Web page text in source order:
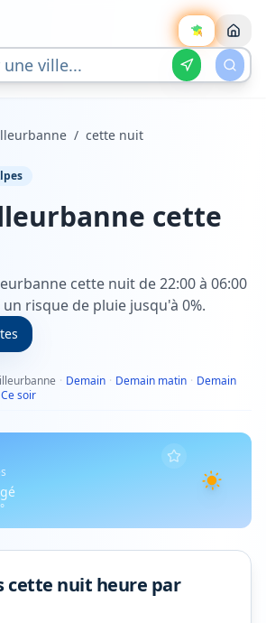
/ cette nuit
cette
cette nuit de 22:00 à 06:00
un risque de pluie jusqu'à 0%.
· Demain · Demain matin · Demain
Ce soir
°
cette nuit heure par